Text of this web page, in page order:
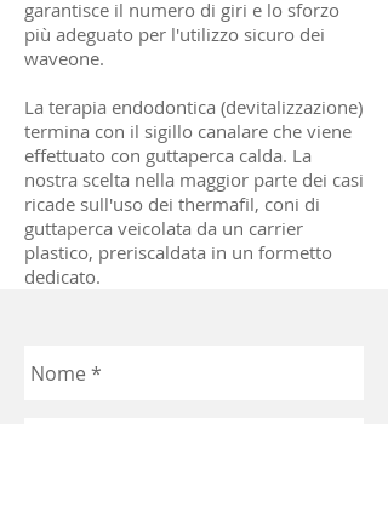
garantisce il numero di giri e lo sforzo
più adeguato per l'utilizzo sicuro dei
waveone.
La terapia endodontica (devitalizzazione)
termina con il sigillo canalare che viene
effettuato con guttaperca calda. La
nostra scelta nella maggior parte dei casi
ricade sull'uso dei thermafil, coni di
guttaperca veicolata da un carrier
plastico, preriscaldata in un formetto
dedicato.